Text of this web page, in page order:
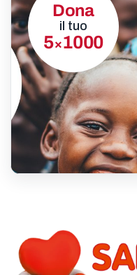
Dona
il tuo
5×1000